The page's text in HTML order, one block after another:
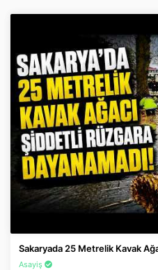
Sakaryada 25 Metrelik Kavak
Asayiş